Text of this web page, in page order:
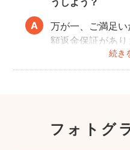
続き
万が一、ご満足
額返金保証があ
フォトグ